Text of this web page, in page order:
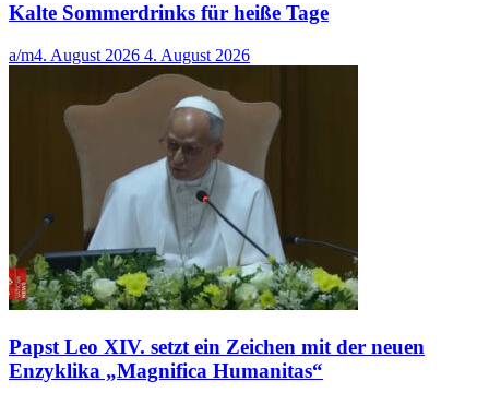
Kalte Sommerdrinks für heiße Tage
a/m4. August 2026 4. August 2026
Papst Leo XIV. setzt ein Zeichen mit der neuen
Enzyklika „Magnifica Humanitas“